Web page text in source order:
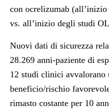
con ocrelizumab
vs. all’inizio degli studi
Nuovi dati di sicurezza
28.269 anni-paziente di
12 studi clinici
beneficio/rischio
rimasto costante per 10